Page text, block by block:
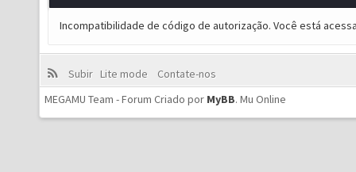
Incompatibilidade de código de autorização. Você está
Subir Lite mode
Contate-nos
MEGAMU Team - Forum Criado por MyBB. Mu Online